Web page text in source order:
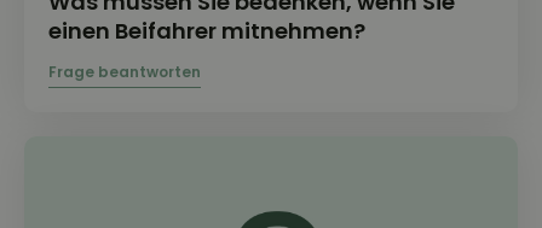
einen Beifahrer mitnehmen?